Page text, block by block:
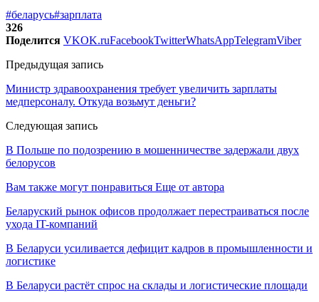
#беларусь#зарплата
326
Поделится VKOK.ruFacebookTwitterWhatsAppTelegramViber
Предыдущая запись
Министр здравоохранения требует увеличить зарплаты
медперсоналу. Откуда возьмут деньги?
Следующая запись
В Польше по подозрению в мошенничестве задержали двух
белорусов
Вам также могут понравиться Еще от автора
Беларуский рынок офисов продолжает перестраиваться после
ухода IT-компаний
В Беларуси усиливается дефицит кадров в промышленности и
логистике
В Беларуси растёт спрос на склады и логистические площади